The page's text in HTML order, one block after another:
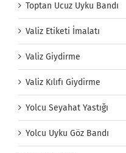
Toptan Ucuz Uyku Bandı
Valiz Etiketi İmalatı
Valiz Giydirme
Valiz Kılıfı Giydirme
Yolcu Seyahat Yastığı
Yolcu Uyku Göz Bandı